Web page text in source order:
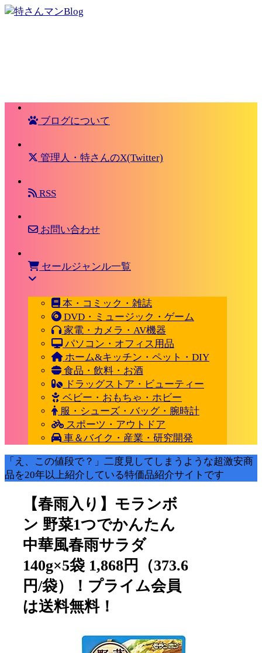
ブログについて
管理人・特さんのX(Twitter)
RSS
お問い合わせ
セールジャンル一覧
本・コミック・雑誌
DVD・ミュージック・ゲーム
家電・カメラ・AV機器
パソコン・オフィス用品
ホーム&キッチン・ペット・DIY
食品・飲料・お酒
ドラッグストア・ビューティー
ベビー・おもちゃ・ホビー
服・シューズ・バッグ・腕時計
スポーツ・アウトドア
車＆バイク・産業・研究開発
「え、この値段で？」二度見してしまうような超激安商
品を20年以上紹介している特価品紹介サイトです
【春雨入り】モランボ
ン 野菜1つでかんたん
中華風春雨サラダ
140g×5袋 1,868円（373.6
円/袋）！プライム会員
は送料無料！